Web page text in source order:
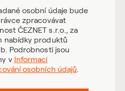
osobní údaje bude
zpracovávat
ČEZNET s.r.o., za
nabídky produktů
Podrobnosti jsou
v Informaci
osobních údajů.